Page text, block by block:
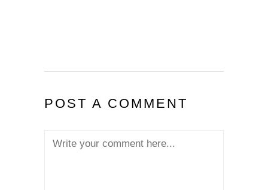
POST A COMMENT